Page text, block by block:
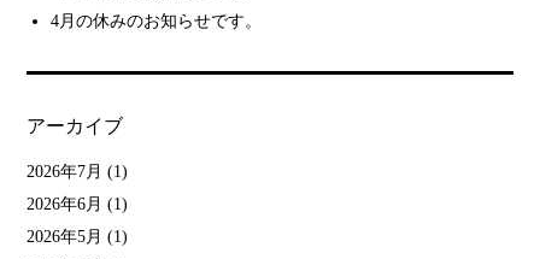
4月の休みのお知らせです。
アーカイブ
2026年7月 (1)
2026年6月 (1)
2026年5月 (1)